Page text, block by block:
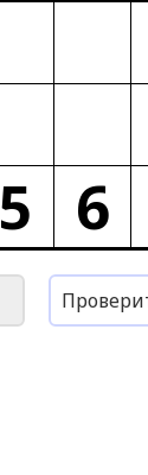
5
6